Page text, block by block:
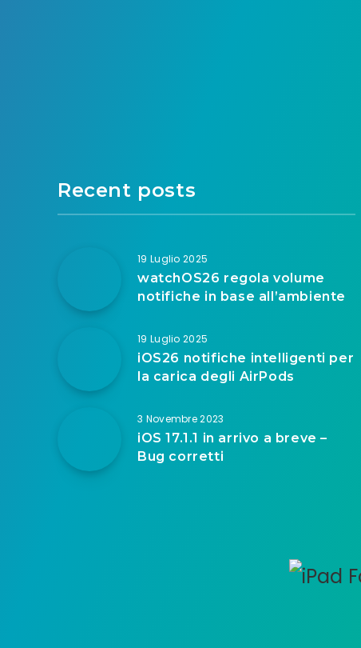
Recent posts
19 Luglio 2025
watchOS26 regola volume
notifiche in base all’ambiente
19 Luglio 2025
iOS26 notifiche intelligenti per
la carica degli AirPods
3 Novembre 2023
iOS 17.1.1 in arrivo a breve –
Bug corretti